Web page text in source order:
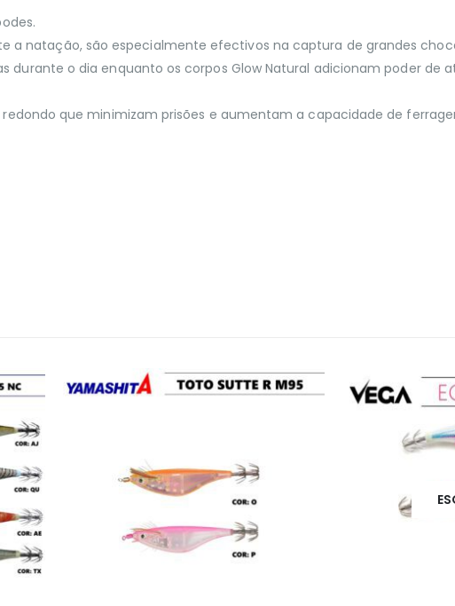
natação, são especialmente efectivos na captura de grandes
o dia enquanto os corpos Glow Natural adicionam poder de
que minimizam prisões e aumentam a capacidade de